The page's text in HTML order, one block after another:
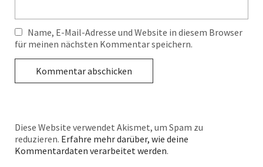
Name, E-Mail-Adresse und Website in diesem Browser
für meinen nächsten Kommentar speichern.
Diese Website verwendet Akismet, um Spam zu
reduzieren. Erfahre mehr darüber, wie deine
Kommentardaten verarbeitet werden.